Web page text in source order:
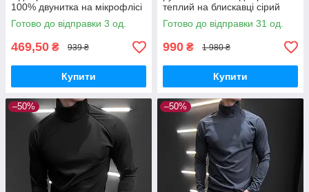
100% двунитка на мікрофлісі
графіт
Готово до відправки 3 од.
469,50 ₴ 939 ₴
Купити
теплий на блискавці сірий
Готово до відправки 31 од.
990 ₴ 1 980 ₴
Купити
–50% –50%